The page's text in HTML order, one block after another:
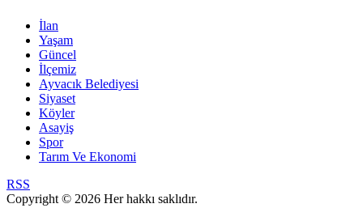
İlan
Yaşam
Güncel
İlçemiz
Ayvacık Belediyesi
Siyaset
Köyler
Asayiş
Spor
Tarım Ve Ekonomi
RSS
Copyright © 2026 Her hakkı saklıdır.